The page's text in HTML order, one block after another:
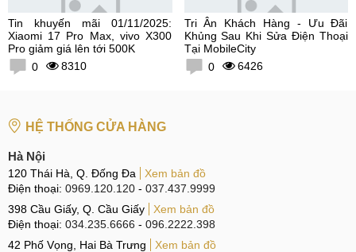
Tin khuyến mãi 01/11/2025:
Xiaomi 17 Pro Max, vivo X300
Pro giảm giá lên tới 500K
0
8310
Tri Ân Khách Hàng - Ưu Đãi
Khủng Sau Khi Sửa Điện Thoại
Tại MobileCity
0
6426
HỆ THỐNG CỬA HÀNG
Hà Nội
120 Thái Hà, Q. Đống Đa
Xem bản đồ
Điện thoại: 0969.120.120 - 037.437.9999
398 Cầu Giấy, Q. Cầu Giấy
Xem bản đồ
Điện thoại: 034.235.6666 - 096.2222.398
42 Phố Vọng, Hai Bà Trưng
Xem bản đồ